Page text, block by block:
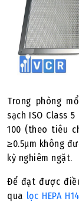
Trong phòng
sạch ISO Class
100 (theo tiêu
≥0.5µm không
kỳ nghiêm ngặt.
Để đạt được
qua lọc HEPA H14